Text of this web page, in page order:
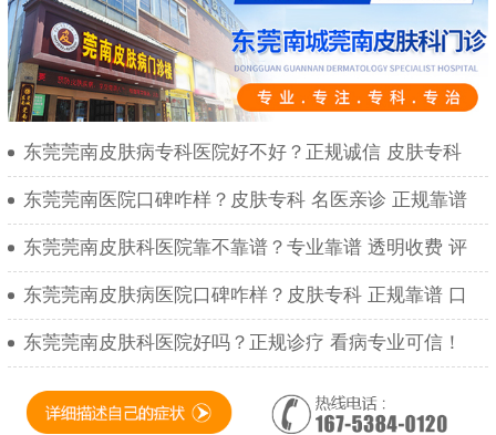
东莞莞南皮肤病专科医院好不好？正规诚信 皮肤专科
东莞莞南医院口碑咋样？皮肤专科 名医亲诊 正规靠谱
东莞莞南皮肤科医院靠不靠谱？专业靠谱 透明收费 评
东莞莞南皮肤病医院口碑咋样？皮肤专科 正规靠谱 口
东莞莞南皮肤科医院好吗？正规诊疗 看病专业可信！